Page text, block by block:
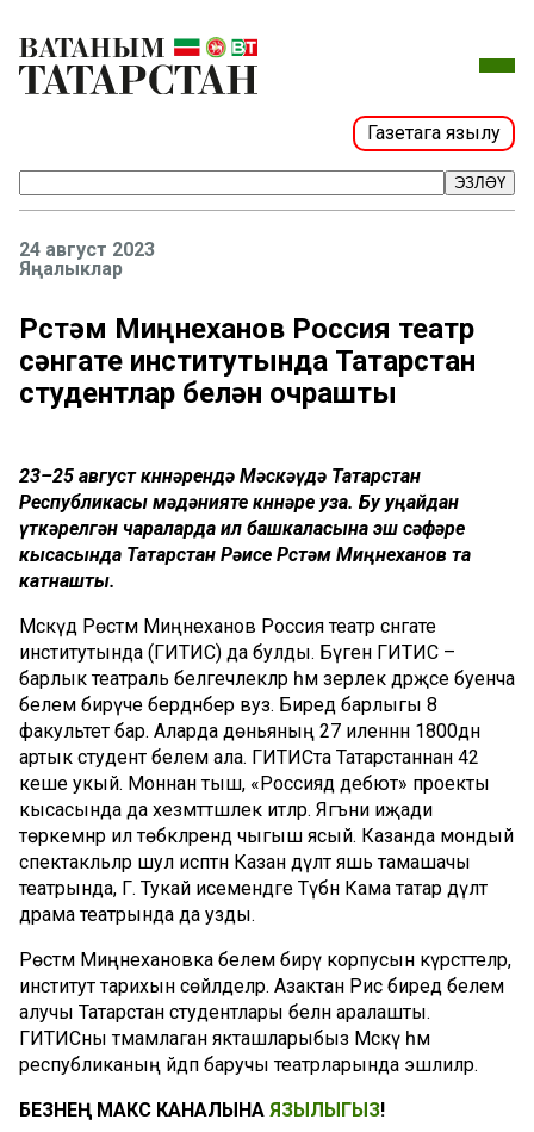
Газетага язылу
ЭЗЛӘҮ
24 август 2023
Яңалыклар
Рөстәм Миңнеханов Россия театр
сәнгате институтында Татарстан
студентлар белән очрашты
23–25 август көннәрендә Мәскәүдә Татарстан
Республикасы мәдәнияте көннәре уза. Бу уңайдан
үткәрелгән чараларда ил башкаласына эш сәфәре
кысасында Татарстан Рәисе Рөстәм Миңнеханов та
катнашты.
Мәскәүдә Рөстәм Миңнеханов Россия театр сәнгате
институтында (ГИТИС) да булды. Бүген ГИТИС –
барлык театраль белгечлекләр һәм әзерлек дәрәҗәсе буенча
белем бирүче бердәнбер вуз. Биредә барлыгы 8
факультет бар. Аларда дөньяның 27 иленнән 1800дән
артык студент белем ала. ГИТИСта Татарстаннан 42
кеше укый. Моннан тыш, «Россиядә дебют» проекты
кысасында да хезмәттәшлек итәләр. Ягъни иҗади
төркемнәр ил төбәкләрендә чыгыш ясый. Казанда мондый
спектакльләр шул исәптән Казан дәүләт яшь тамашачы
театрында, Г. Тукай исемендәге Түбән Кама татар дәүләт
драма театрында да узды.
Рөстәм Миңнехановка белем бирү корпусын күрсәттеләр,
институт тарихын сөйләделәр. Азактан Рәис биредә белем
алучы Татарстан студентлары белән аралашты.
ГИТИСны тәмамлаган якташларыбыз Мәскәү һәм
республиканың әйдәп баручы театрларында эшлиләр.
БЕЗНЕҢ МАКС КАНАЛЫНА ЯЗЫЛЫГЫЗ!